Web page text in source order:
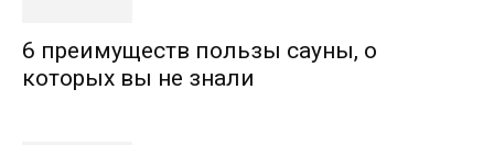
6 преимуществ пользы сауны, о
которых вы не знали